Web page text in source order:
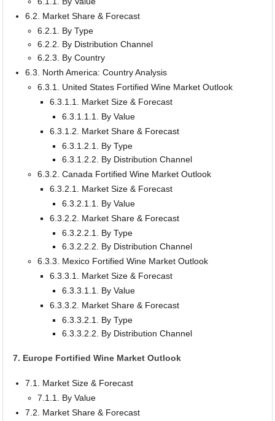
6.2. Market Share & Forecast
6.2.1. By Type
6.2.2. By Distribution Channel
6.2.3. By Country
6.3. North America: Country Analysis
6.3.1. United States Fortified Wine Market Outlook
6.3.1.1. Market Size & Forecast
6.3.1.1.1. By Value
6.3.1.2. Market Share & Forecast
6.3.1.2.1. By Type
6.3.1.2.2. By Distribution Channel
6.3.2. Canada Fortified Wine Market Outlook
6.3.2.1. Market Size & Forecast
6.3.2.1.1. By Value
6.3.2.2. Market Share & Forecast
6.3.2.2.1. By Type
6.3.2.2.2. By Distribution Channel
6.3.3. Mexico Fortified Wine Market Outlook
6.3.3.1. Market Size & Forecast
6.3.3.1.1. By Value
6.3.3.2. Market Share & Forecast
6.3.3.2.1. By Type
6.3.3.2.2. By Distribution Channel
7. Europe Fortified Wine Market Outlook
7.1. Market Size & Forecast
7.1.1. By Value
7.2. Market Share & Forecast